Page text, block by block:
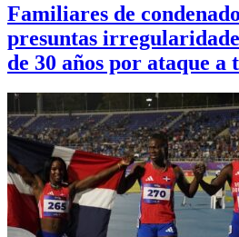
Familiares de
presuntas
de 30 años por ataque a